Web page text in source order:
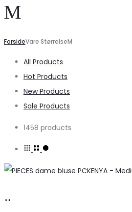
M
ForsideVare StørrelseM
All Products
Hot Products
New Products
Sale Products
1458 products